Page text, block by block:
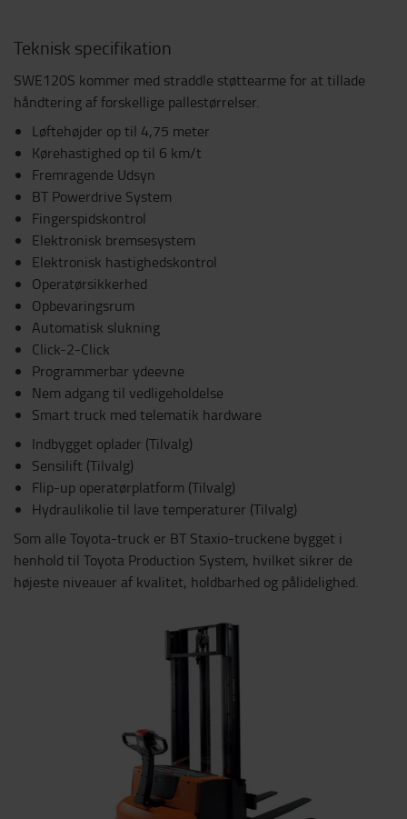
Teknisk specifikation
SWE120S kommer med straddle støttearme for at tillade
håndtering af forskellige pallestørrelser.
Løftehøjder op til 4,75 meter
Kørehastighed op til 6 km/t
Fremragende Udsyn
BT Powerdrive System
Fingerspidskontrol
Elektronisk bremsesystem
Elektronisk hastighedskontrol
Operatørsikkerhed
Opbevaringsrum
Automatisk slukning
Click-2-Click
Programmerbar ydeevne
Nem adgang til vedligeholdelse
Smart truck med telematik hardware
Indbygget oplader (Tilvalg)
Sensilift (Tilvalg)
Flip-up operatørplatform (Tilvalg)
Hydraulikolie til lave temperaturer (Tilvalg)
Som alle Toyota-truck er BT Staxio-truckene bygget i
henhold til Toyota Production System, hvilket sikrer de
højeste niveauer af kvalitet, holdbarhed og pålidelighed.